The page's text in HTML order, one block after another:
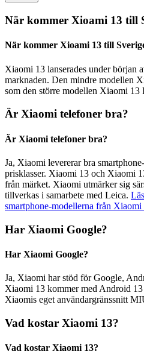
När kommer Xioami 13 till
När kommer Xioami 13 till
Xiaomi 13 lanserades under början
marknaden. Den mindre modellen
som den större modellen Xiaomi 13
Är Xiaomi telefoner bra?
Är Xiaomi telefoner bra?
Ja, Xiaomi levererar bra
prisklasser. Xiaomi 13 och Xiaomi
från märket. Xiaomi utmärker sig
tillverkas i samarbete med Leica.
smartphone-modellerna från Xiaomi
Har Xiaomi Google?
Har Xiaomi Google?
Ja, Xiaomi har stöd för Google,
Xiaomi 13 kommer med Android 13
Xiaomis eget användargränssnitt
Vad kostar Xiaomi 13?
Vad kostar Xiaomi 13?